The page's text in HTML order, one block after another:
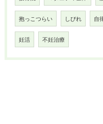
抱っこつらい しびれ 自
妊活 不妊治療